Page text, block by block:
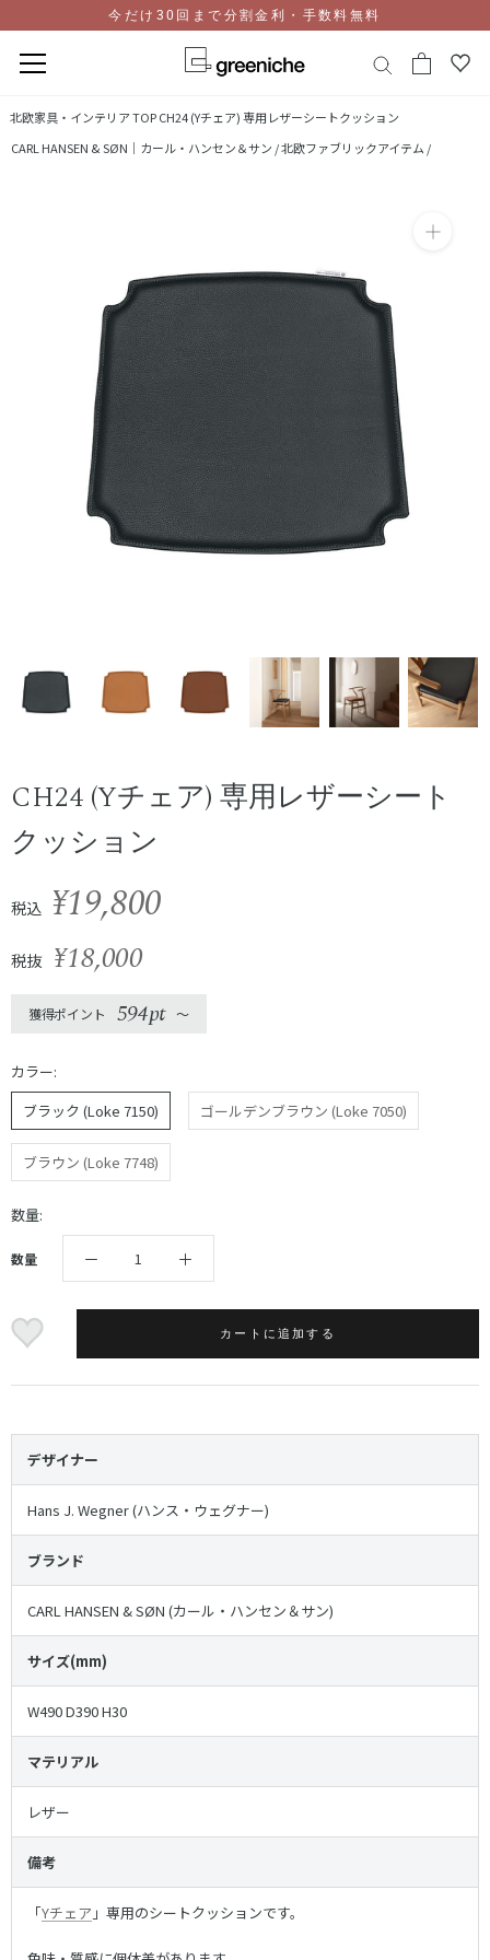
テ
今だけ30回まで分割金利・手数料無料
北欧家具・インテリア TOPCH24 (Yチェア) 専用レザーシートクッション
CARL HANSEN & SØN｜カール・ハンセン＆サン /北欧ファブリックアイテム /
CH24 (Yチェア) 専用レザーシート
クッション
税込 ¥19,800
税抜 ¥18,000
獲得ポイント 594pt 〜
カラー:
ブラック (Loke 7150)
ゴールデンブラウン (Loke 7050)
ブラウン (Loke 7748)
数量:
数量
カートに追加する
デザイナー
Hans J. Wegner (ハンス・ウェグナー)
ブランド
CARL HANSEN & SØN (カール・ハンセン＆サン)
サイズ(mm)
W490 D390 H30
マテリアル
レザー
備考
「Yチェア 」専用のシートクッションです。